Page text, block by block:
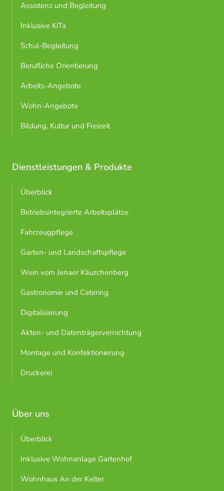
Assistenz und Begleitung
Inklusive KiTa
Schul-Begleitung
Berufliche Orientierung
Arbeits-Angebote
Wohn-Angebote
Bildung, Kultur und Freizeit
Dienstleistungen & Produkte
Überblick
Betriebsintegrierte Arbeitsplätze
Fahrzeugpflege
Garten- und Landschaftspflege
Wein vom Jenaer Käuzchenberg
Gastronomie und Catering
Digitalisierung
Akten- und Datenträgervernichtung
Montage und Konfektionierung
Druckerei
Über uns
Überblick
Inklusive Wohnanlage Gartenhof
Wohnhaus An der Kelter